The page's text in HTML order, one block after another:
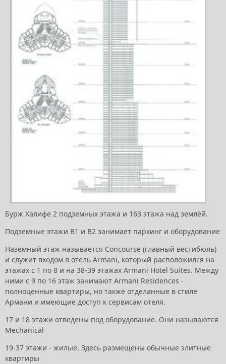
Бурж Халифе 2 подземных этажа и 163 этажа над землёй.
Подземные этажи B1 и B2 занимает паркинг и оборудование
Наземный этаж называется Concourse (главный вестибюль)
и служит входом в отель Armani, который расположился на
этажах с 1 по 8 и на 38-39 этажах Armani Hotel Suites. Между
ними с 9 по 16 этаж занимают Armani Residences -
полноценные квартиры, но также отделанные в стиле
Армани и имеющие доступ к сервисам отеля.
17 и 18 этажи отведены под оборудование. Они называются
Mechanical
19-37 этажи - жилые. Здесь размещены обычные элитные
квартиры